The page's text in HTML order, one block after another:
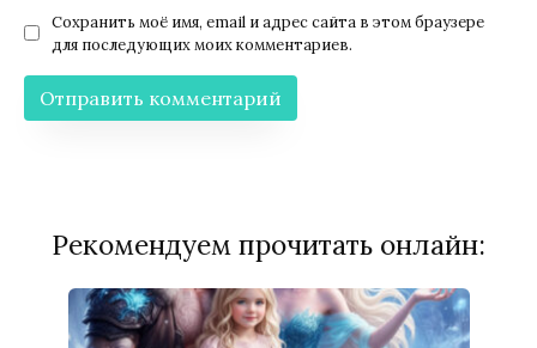
Сохранить моё имя, email и адрес сайта в этом браузере
для последующих моих комментариев.
Рекомендуем прочитать онлайн: